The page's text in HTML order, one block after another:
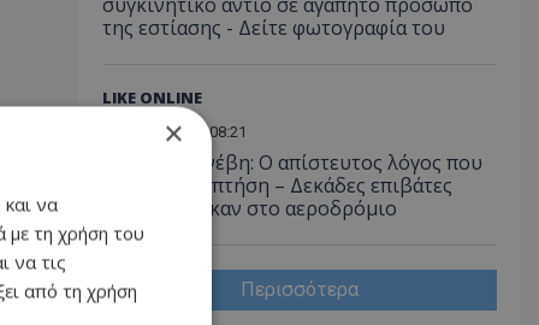
της εστίασης - Δείτε φωτογραφία του
LIKE ONLINE
09.08.2026 - 08:21
Κι όμως συνέβη: Ο απίστευτος λόγος που
ακυρώθηκε πτήση – Δεκάδες επιβάτες
αποκλείστηκαν στο αεροδρόμιο
Περισσότερα
×
και να
με τη χρήση του
να τις
από τη χρήση